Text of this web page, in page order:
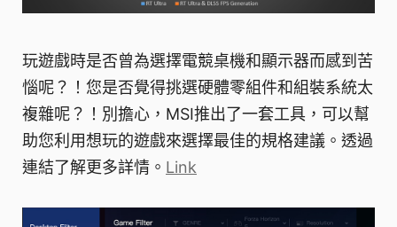
玩遊戲時是否曾為選擇電競桌機和顯示器而感到苦
惱呢？！您是否覺得挑選硬體零組件和組裝系統太
複雜呢？！別擔心，MSI推出了一套工具，可以幫
助您利用想玩的遊戲來選擇最佳的規格建議。透過
連結了解更多詳情。 Link